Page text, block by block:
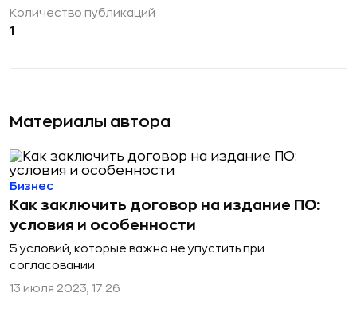
Материалы автора
Как заключить договор на издание ПО:
условия и особенности
5 условий, которые важно не упустить при
согласовании
Бизнес
13 июля 2023, 17:26
Количество публикаций
1